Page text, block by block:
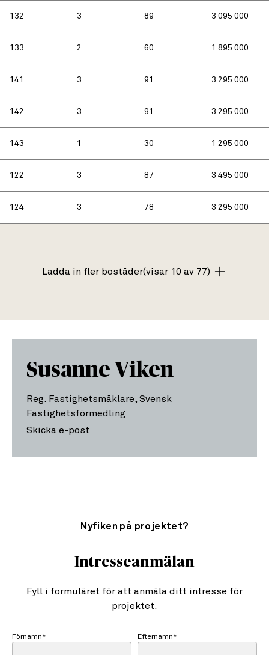
132 3 89 3 095 000
133 2 60 1 895 000
141 3 91 3 295 000
142 3 91 3 295 000
143 1 30 1 295 000
122 3 87 3 495 000
124 3 78 3 295 000
Ladda in fler bostäder(visar 10 av 77)
Susanne Viken
Reg. Fastighetsmäklare, Svensk
Fastighetsförmedling
Skicka e-post
Intresseanmälan
Nyfiken på projektet?
Fyll i formuläret för att anmäla ditt intresse för
projektet.
Förnamn* Efternamn*